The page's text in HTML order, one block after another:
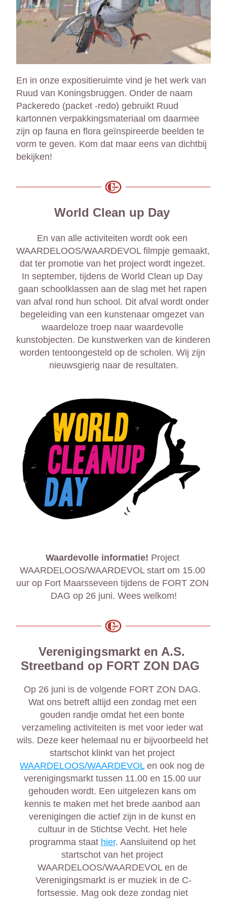
En in onze expositieruimte vind je het werk van
Ruud van Koningsbruggen. Onder de naam
Packeredo (packet -redo) gebruikt Ruud
kartonnen verpakkingsmateriaal om daarmee
zijn op fauna en flora geïnspireerde beelden te
vorm te geven. Kom dat maar eens van dichtbij
bekijken!
World Clean up Day
En van alle activiteiten wordt ook een
WAARDELOOS/WAARDEVOL filmpje gemaakt,
dat ter promotie van het project wordt ingezet.
In september, tijdens de World Clean up Day
gaan schoolklassen aan de slag met het rapen
van afval rond hun school. Dit afval wordt onder
begeleiding van een kunstenaar omgezet van
waardeloze troep naar waardevolle
kunstobjecten. De kunstwerken van de kinderen
worden tentoongesteld op de scholen. Wij zijn
nieuwsgierig naar de resultaten.
Waardevolle informatie! Project
WAARDELOOS/WAARDEVOL start om 15.00
uur op Fort Maarsseveen tijdens de FORT ZON
DAG op 26 juni. Wees welkom!
Verenigingsmarkt en A.S.
Streetband op FORT ZON DAG
Op 26 juni is de volgende FORT ZON DAG.
Wat ons betreft altijd een zondag met een
gouden randje omdat het een bonte
verzameling activiteiten is met voor ieder wat
wils. Deze keer helemaal nu er bijvoorbeeld het
WAARDELOOS/WAARDEVOL en ook nog de
verenigingsmarkt tussen 11.00 en 15.00 uur
gehouden wordt. Een uitgelezen kans om
kennis te maken met het brede aanbod aan
verenigingen die actief zijn in de kunst en
cultuur in de Stichtse Vecht. Het hele
programma staat hier. Aansluitend op het
startschot van het project
WAARDELOOS/WAARDEVOL en de
Verenigingsmarkt is er muziek in de C-
fortsessie. Mag ook deze zondag niet